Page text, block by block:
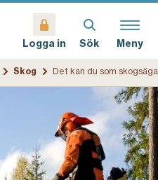
Logga in Sök Meny
Skog